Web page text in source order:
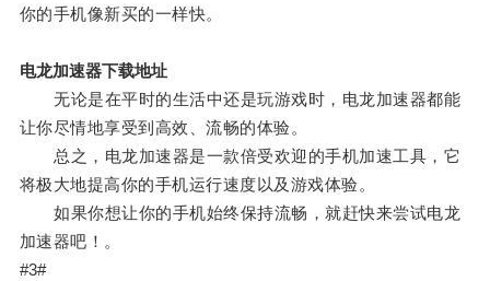
你的手机像新买的一样快。
电龙加速器下载地址
无论是在平时的生活中还是玩游戏时，电龙加速器都能
让你尽情地享受到高效、流畅的体验。
总之，电龙加速器是一款倍受欢迎的手机加速工具，它
将极大地提高你的手机运行速度以及游戏体验。
如果你想让你的手机始终保持流畅，就赶快来尝试电龙
加速器吧！。
#3#